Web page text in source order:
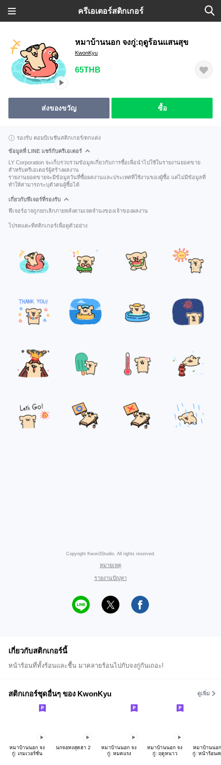
ครีเอเตอร์สติกเกอร์
หมาบ้านนอก จงกู่:ฤดูร้อนแสนสุข
KwonKyu
65THB
ส่งของขวัญ ซื้อ
รองรับ คอมบิเนชันสติกเกอร์/ตกแต่ง
ข้อมูลที่ LINE แชร์กับครีเอเตอร์
LY Corporation จะเก็บรวบรวมข้อมูลเกี่ยวกับการซื้อเพื่อนำไปใช้ในรายงานยอดขาย
สำหรับครีเอเตอร์ผู้สร้างผลงาน
รายงานยอดขายจะมีข้อมูลวันที่ซื้อผลงานและประเทศที่ใช้งานของผู้ซื้อ แต่ไม่มีข้อมูลที่
ทำให้สามารถระบุตัวตนผู้ซื้อได้
เกี่ยวกับฟีเจอร์ที่รองรับ
ฟีเจอร์อาจถูกยกเลิกภายหลังตามเจตจำนงของเจ้าของผลงาน
โปรดแตะที่สติกเกอร์เพื่อดูตัวอย่าง
Copyright Kwon3Studio. All rights reserved.
หมายเหตุ
รายงานปัญหา
เกี่ยวกับสติกเกอร์นี้
หน้าร้อนที่ทั้งร้อนและชื้น มาคลายร้อนไปกับจงกู่กันเถอะ!
สติกเกอร์ชุดอื่นๆ ของ KwonKyu ดูเพิ่ม
หมาบ้านนอก จง
กู่: เกมเวอร์ชั่น
นกจอทงสุดฮา 2
หมาบ้านนอก จง
กู่: หมดแรง
หมาบ้านนอก จง
กู่: ฤดูหนาว
หมาบ้านนอ
กู่: หน้าร้อนส